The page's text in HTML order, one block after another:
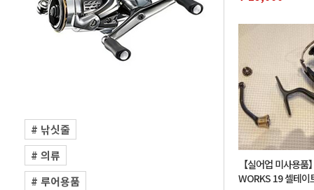
# 낚싯줄
# 의류
# 루어용품
【실어업 미사용
WORKS 19 셀테이